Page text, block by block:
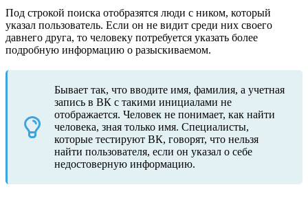
Под строкой поиска отобразятся люди с ником, который
указал пользователь. Если он не видит среди них своего
давнего друга, то человеку потребуется указать более
подробную информацию о разыскиваемом.
Бывает так, что вводите имя, фамилия, а учетная
запись в ВК с такими инициалами не
отображается. Человек не понимает, как найти
человека, зная только имя. Специалисты,
которые тестируют ВК, говорят, что нельзя
найти пользователя, если он указал о себе
недостоверную информацию.